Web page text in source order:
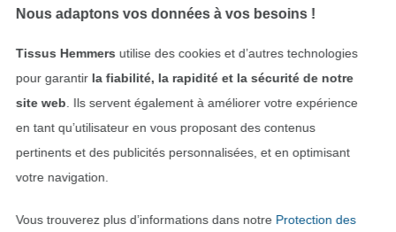
Trouvez plus d’idées
Nous adaptons vos données à vos besoins !
Tissus Hemmers utilise des cookies et d’autres technologies
pour garantir la fiabilité, la rapidité et la sécurité de notre
site web . Ils servent également à améliorer votre expérience
en tant qu’utilisateur en vous proposant des contenus
pertinents et des publicités personnalisées, et en optimisant
votre navigation.
Vous trouverez plus d’informations dans notre Protection des